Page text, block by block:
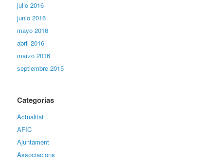
julio 2016
junio 2016
mayo 2016
abril 2016
marzo 2016
septiembre 2015
Categorías
Actualitat
AFIC
Ajuntament
Associacions